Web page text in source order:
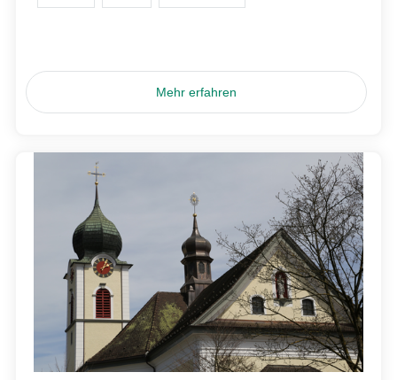
Mehr erfahren